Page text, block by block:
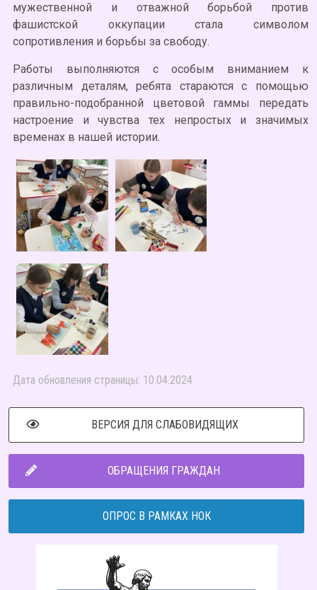
мужественной и отважной борьбой против
фашистской оккупации стала символом
сопротивления и борьбы за свободу.
Работы выполняются с особым вниманием к
различным деталям, ребята стараются с помощью
правильно-подобранной цветовой гаммы передать
настроение и чувства тех непростых и значимых
временах в нашей истории.
Дата обновления страницы: 10.04.2024
ВЕРСИЯ ДЛЯ СЛАБОВИДЯЩИХ
ОБРАЩЕНИЯ ГРАЖДАН
ОПРОС В РАМКАХ НОК